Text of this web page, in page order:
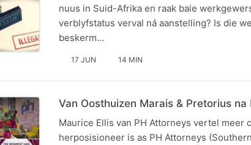
nuus in Suid-Afrika en raak baie
verblyfstatus verval ná aanstelling? Is die
beskerm…
17 JUN 14 MIN
Van Oosthuizen Marais & Pretorius
Maurice Ellis van PH Attorneys vertel meer
herposisioneer is as PH Attorneys